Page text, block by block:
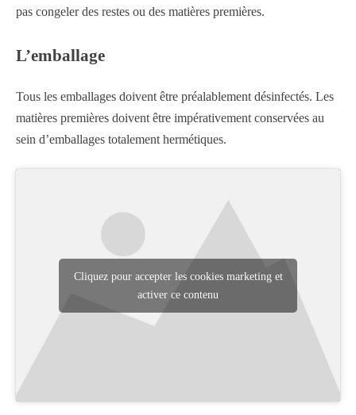
pas congeler des restes ou des matières premières.
L’emballage
Tous les emballages doivent être préalablement désinfectés. Les
matières premières doivent être impérativement conservées au
sein d’emballages totalement hermétiques.
Cliquez pour accepter les cookies marketing et
activer ce contenu